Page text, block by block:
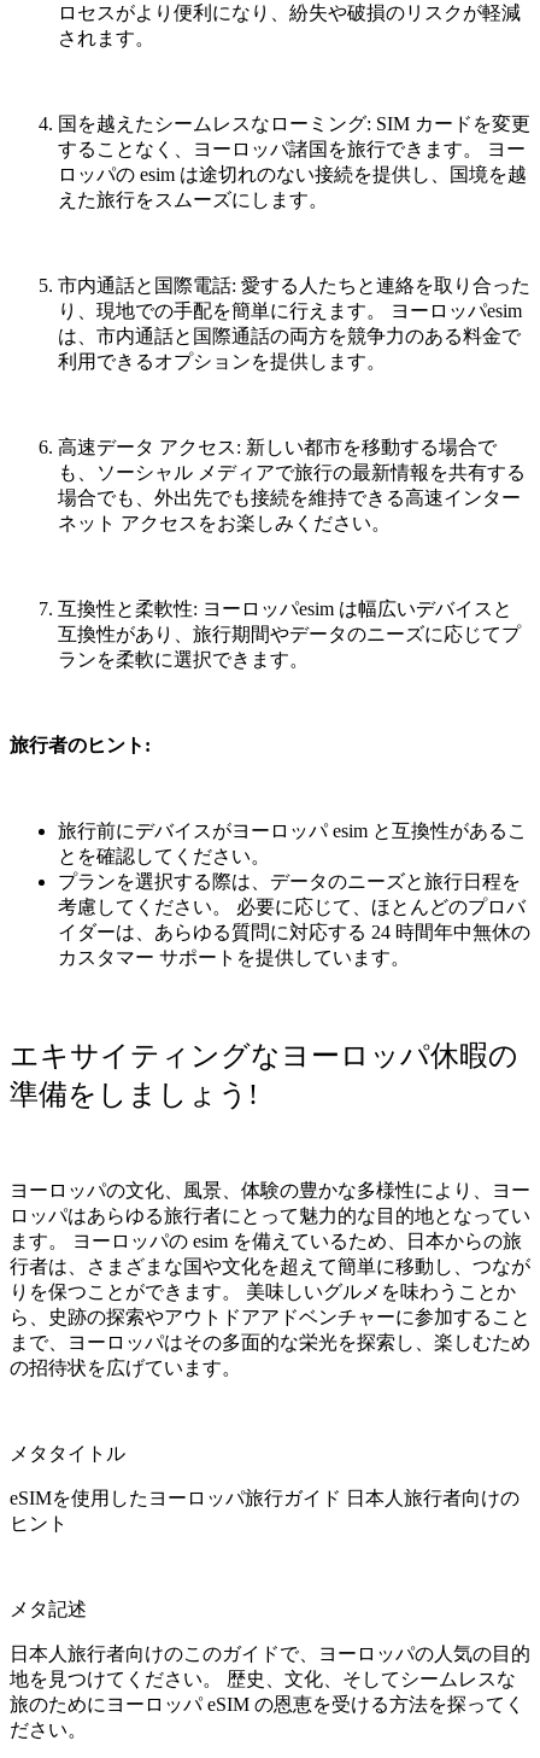
ロセスがより便利になり、紛失や破損のリスクが軽減
されます。
国を越えたシームレスなローミング: SIM カードを変更
することなく、ヨーロッパ諸国を旅行できます。
ヨー
ロッパの esim は途切れのない接続を提供し、国境を越
えた旅行をスムーズにします。
市内通話と国際電話: 愛する人たちと連絡を取り合った
り、現地での手配を簡単に行えます。
ヨーロッパesim
は、市内通話と国際通話の両方を競争力のある料金で
利用できるオプションを提供します。
高速データ アクセス: 新しい都市を移動する場合で
も、ソーシャル メディアで旅行の最新情報を共有する
場合でも、外出先でも接続を維持できる高速インター
ネット アクセスをお楽しみください。
互換性と柔軟性: ヨーロッパesim は幅広いデバイスと
互換性があり、旅行期間やデータのニーズに応じてプ
ランを柔軟に選択できます。
旅行者のヒント :
旅行前にデバイスがヨーロッパesim と互換性があるこ
とを確認してください。
プランを選択する際は、データのニーズと旅行日程を
考慮してください。
必要に応じて、ほとんどのプロバ
イダーは、あらゆる質問に対応する 24 時間年中無休の
カスタマー サポートを提供しています。
エキサイティングなヨーロッパ休暇の
準備をしましょう !
ヨーロッパの文化、風景、体験の豊かな多様性により、ヨー
ロッパはあらゆる旅行者にとって魅力的な目的地となってい
ます。
ヨーロッパの esim を備えているため、日本からの旅
行者は、さまざまな国や文化を超えて簡単に移動し、つなが
りを保つことができます。
美味しいグルメを味わうことか
ら、史跡の探索やアウトドアアドベンチャーに参加すること
まで、ヨーロッパはその多面的な栄光を探索し、楽しむため
の招待状を広げています。
メタタイトル
eSIMを使用したヨーロッパ旅行ガイド 日本人旅行者向けの
ヒント
メタ記述
日本人旅行者向けのこのガイドで、ヨーロッパの人気の目的
地を見つけてください。
歴史、文化、そしてシームレスな
旅のためにヨーロッパeSIM の恩恵を受ける方法を探ってく
ださい。